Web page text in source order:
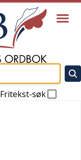
Fritekst-søk